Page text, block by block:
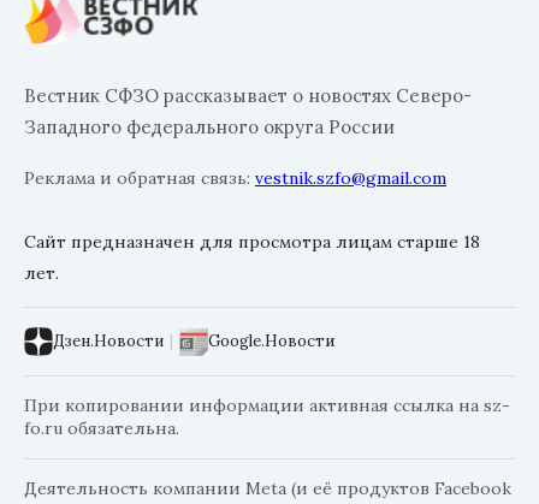
Вестник СФЗО рассказывает о новостях Северо-
Западного федерального округа России
Реклама и обратная связь: vestnik.szfo@gmail.com
Сайт предназначен для просмотра лицам старше 18
лет.
Дзен.Новости | Google.Новости
При копировании информации активная ссылка на sz-
fo.ru обязательна.
Деятельность компании Meta (и её продуктов Facebook